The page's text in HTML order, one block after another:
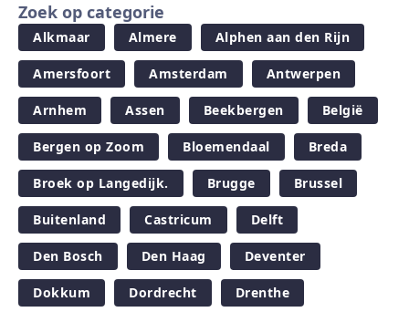
Zoek op categorie
Alkmaar Almere Alphen aan den Rijn
Amersfoort Amsterdam Antwerpen
Arnhem Assen Beekbergen België
Bergen op Zoom Bloemendaal Breda
Broek op Langedijk. Brugge Brussel
Buitenland Castricum Delft
Den Bosch Den Haag Deventer
Dokkum Dordrecht Drenthe